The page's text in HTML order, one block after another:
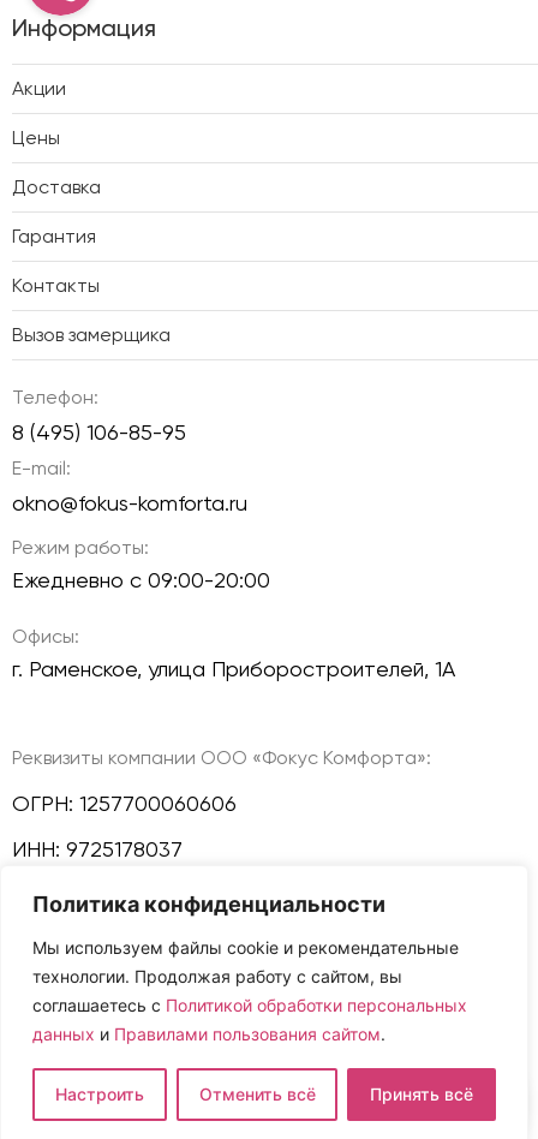
Политика конфиденциальности
Мы используем файлы cookie и рекомендательные
технологии. Продолжая работу с сайтом, вы
соглашаетесь с Политикой обработки персональных
данных и Правилами пользования сайтом.
Настроить Отменить всё Принять всё
Информация
Акции
Цены
Доставка
Гарантия
Контакты
Вызов замерщика
Телефон:
8 (495) 106-85-95
E-mail:
okno@fokus-komforta.ru
Режим работы:
Ежедневно с 09:00-20:00
Офисы:
г. Раменское, улица Приборостроителей, 1А
Реквизиты компании ООО «Фокус Комфорта»:
ОГРН: 1257700060606
ИНН: 9725178037
КПП: 772501001
Политика конфиденциальности
Мы в соц сетях:
Сайт и размещенная на нем информация не
являются публичной офертой